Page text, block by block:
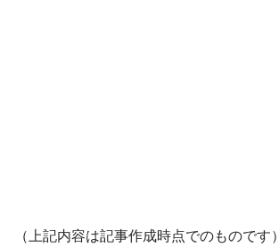
（上記内容は記事作成時点でのものです）